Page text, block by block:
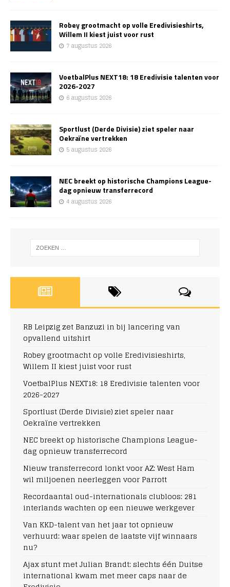
Robey grootmacht op volle Eredivisieshirts,
Willem II kiest juist voor rust
7 augustus 2026
VoetbalPlus NEXT18: 18 Eredivisie talenten voor
2026-2027
6 augustus 2026
Sportlust (Derde Divisie) ziet speler naar
Oekraïne vertrekken
5 augustus 2026
NEC breekt op historische Champions League-
dag opnieuw transferrecord
4 augustus 2026
RB Leipzig zet Banzuzi in bij lancering van
opvallend uitshirt
Robey grootmacht op volle Eredivisieshirts,
Willem II kiest juist voor rust
VoetbalPlus NEXT18: 18 Eredivisie talenten voor
2026-2027
Sportlust (Derde Divisie) ziet speler naar
Oekraïne vertrekken
NEC breekt op historische Champions League-
dag opnieuw transferrecord
Nieuw transferrecord lonkt voor AZ: West Ham
wil miljoenen neerleggen voor Parrott
Recordaantal oud-internationals clubloos: 281
interlands wachten op een nieuwe werkgever
Van KKD-talent van het jaar tot opnieuw
verhuurd: waar spelen de laatste vijf winnaars
nu?
Ajax stunt met Julian Brandt: slechts één Duitse
international kwam met meer caps naar de